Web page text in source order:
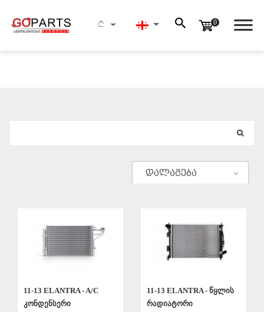
ᲫᲔᲑᲜᲐ
0
დალაგება
11-13 ELANTRA - A/C
კონდენსერი
11-13 ELANTRA - წყლის
რადიატორი